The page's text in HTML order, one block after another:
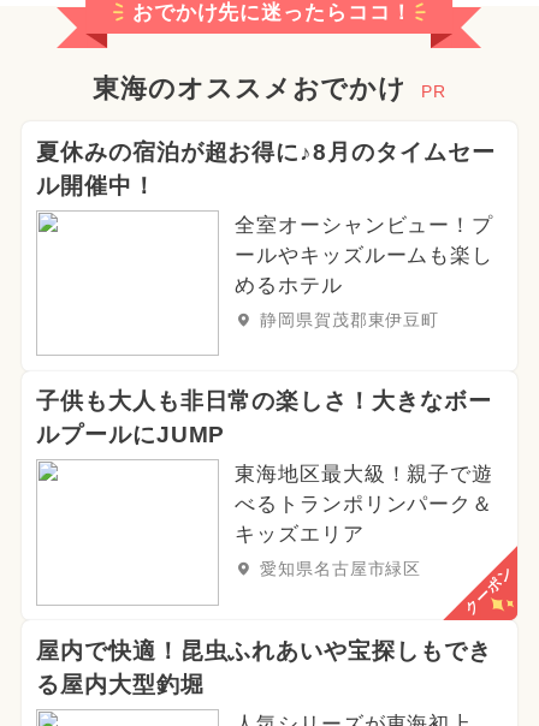
おでかけ先に迷ったらココ！
東海のオススメおでかけ PR
夏休みの宿泊が超お得に♪8月のタイムセー
ル開催中！
全室オーシャンビュー！プ
ールやキッズルームも楽し
めるホテル
静岡県賀茂郡東伊豆町
子供も大人も非日常の楽しさ！大きなボー
ルプールにJUMP
東海地区最大級！親子で遊
べるトランポリンパーク＆
キッズエリア
愛知県名古屋市緑区 クーポン
屋内で快適！昆虫ふれあいや宝探しもでき
る屋内大型釣堀